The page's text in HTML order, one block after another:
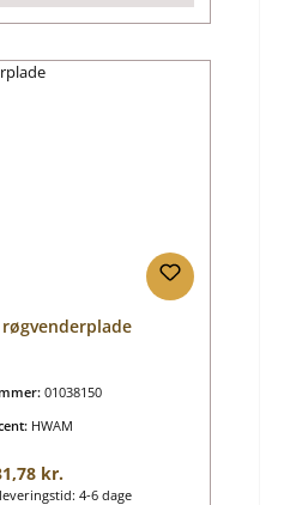
røgvenderplade
01038150
HWAM
pris:
kr.
4-6 dage